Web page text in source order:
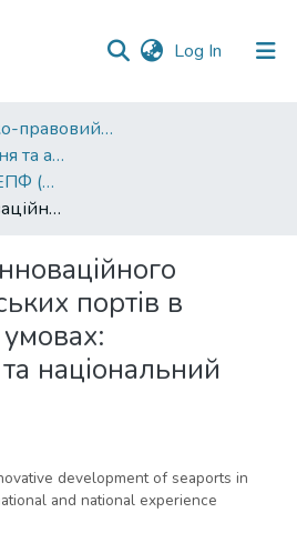
Log In (current)
04. Економіко-правовий факультет
Публічне управління та адміністрування
Статті та доповіді ЕПФ (Публічне управління та адміністрування)
Аналіз рівня інноваційного розвитку морських портів в турбулентних умовах: міжнародний та національний досвід
портів в
національний
development of seaports in
and national experience